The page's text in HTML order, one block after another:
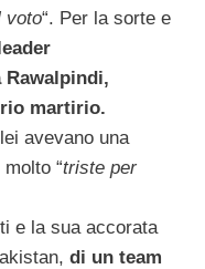
voto“. Per la sorte e
Rawalpindi,
martirio.
avevano una
“triste per
e la sua accorata
di un team